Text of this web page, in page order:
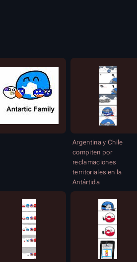
Argentina y Chile
compiten por
reclamaciones
territoriales en la
Antártida